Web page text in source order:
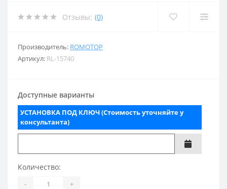
Отзывы: (0)
Производитель: ROMOTOP
Артикул: RL-15740
Доступные варианты
УСТАНОВКА ПОД КЛЮЧ (Стоимость уточняйте у
консультанта)
Количество:
- +